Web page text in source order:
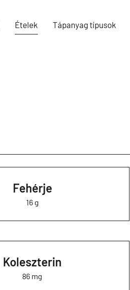
Ételek Tápanyag típusok
Fehérje
16 g
Koleszterin
86 mg